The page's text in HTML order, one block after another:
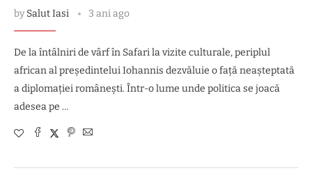
bySalut Iasi 3 ani ago
De la întâlniri de vârf în Safari la vizite culturale, periplul
african al președintelui Iohannis dezvăluie o față neașteptată
a diplomației românești. Într-o lume unde politica se joacă
adesea pe …